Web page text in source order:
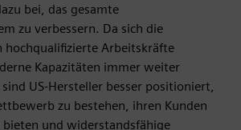
bei, das gesamte
zu verbessern. Da sich die
hochqualifizierte Arbeitskräfte
Kapazitäten immer weiter
US-Hersteller besser positioniert,
zu bestehen, ihren Kunden
und widerstandsfähige